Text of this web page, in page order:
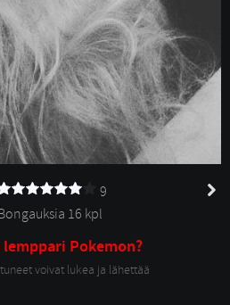
9
16 kpl
lemppari Pokemon?
voivat lukea ja lähettää